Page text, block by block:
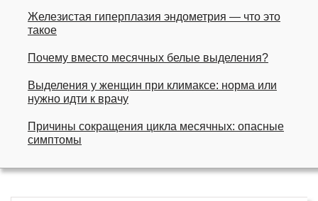
Железистая гиперплазия эндометрия — что это
такое
Почему вместо месячных белые выделения?
Выделения у женщин при климаксе: норма или
нужно идти к врачу
Причины сокращения цикла месячных: опасные
симптомы